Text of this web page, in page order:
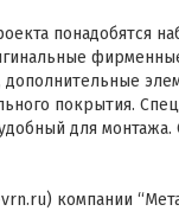
понадобятся
дополнительные
покрытия.
для
компании